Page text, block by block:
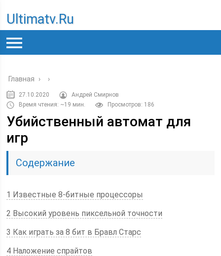
Ultimatv.ru
Главная › ›
27.10.2020
Андрей Смирнов
Время чтения: ~19 мин.
Просмотров: 186
Убийственный автомат для
игр
Содержание
1 Известные 8-битные процессоры
2 Высокий уровень пиксельной точности
3 Как играть за 8 бит в Бравл Старс
4 Наложение спрайтов